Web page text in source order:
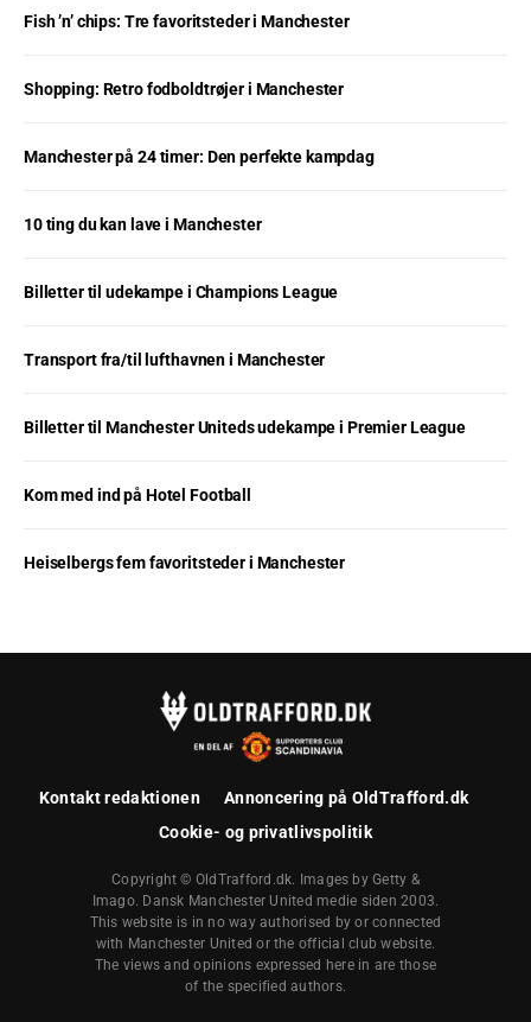
Fish ’n’ chips: Tre favoritsteder i Manchester
Shopping: Retro fodboldtrøjer i Manchester
Manchester på 24 timer: Den perfekte kampdag
10 ting du kan lave i Manchester
Billetter til udekampe i Champions League
Transport fra/til lufthavnen i Manchester
Billetter til Manchester Uniteds udekampe i Premier League
Kom med ind på Hotel Football
Heiselbergs fem favoritsteder i Manchester
Kontakt redaktionen
Annoncering på OldTrafford.dk
Cookie- og privatlivspolitik
Copyright © OldTrafford.dk. Images by Getty &
Imago. Dansk Manchester United medie siden 2003.
This website is in no way authorised by or connected
with Manchester United or the official club website.
The views and opinions expressed here in are those
of the specified authors.